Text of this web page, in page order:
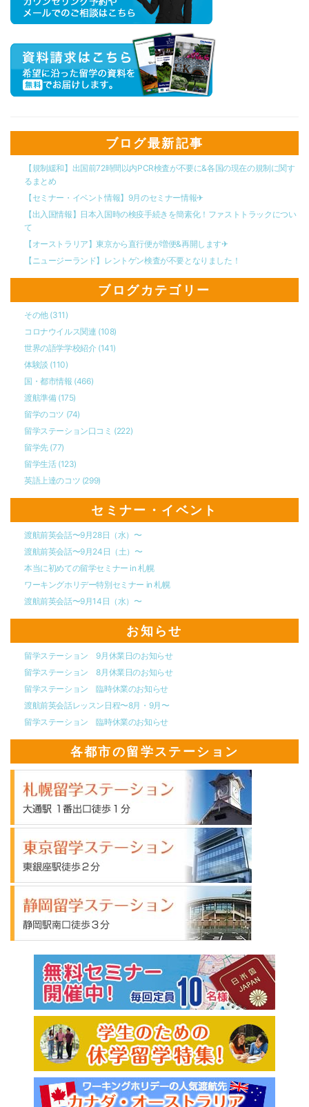
ブログ最新記事
【規制緩和】出国前72時間以内PCR検査が不要に&各国の現在の規制に関す
るまとめ
【セミナー・イベント情報】9月のセミナー情報✈︎
【出入国情報】日本入国時の検疫手続きを簡素化！ファストトラックについ
て
【オーストラリア】東京から直行便が増便&再開します✈︎
【ニュージーランド】レントゲン検査が不要となりました！
ブログカテゴリー
その他 (311)
コロナウイルス関連 (108)
世界の語学学校紹介 (141)
体験談 (110)
国・都市情報 (466)
渡航準備 (175)
留学のコツ (74)
留学ステーション口コミ (222)
留学先 (77)
留学生活 (123)
英語上達のコツ (299)
セミナー・イベント
渡航前英会話〜9月28日（水）〜
渡航前英会話〜9月24日（土）〜
本当に初めての留学セミナー in 札幌
ワーキングホリデー特別セミナー in 札幌
渡航前英会話〜9月14日（水）〜
お知らせ
留学ステーション 9月休業日のお知らせ
留学ステーション 8月休業日のお知らせ
留学ステーション 臨時休業のお知らせ
渡航前英会話レッスン日程〜8月・9月〜
留学ステーション 臨時休業のお知らせ
各都市の留学ステーション